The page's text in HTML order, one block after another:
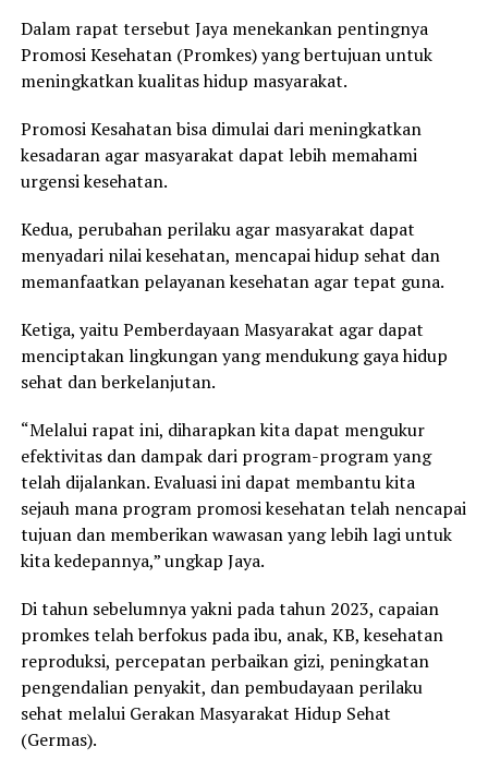
Dalam rapat tersebut Jaya menekankan pentingnya
Promosi Kesehatan (Promkes) yang bertujuan untuk
meningkatkan kualitas hidup masyarakat.
Promosi Kesahatan bisa dimulai dari meningkatkan
kesadaran agar masyarakat dapat lebih memahami
urgensi kesehatan.
Kedua, perubahan perilaku agar masyarakat dapat
menyadari nilai kesehatan, mencapai hidup sehat dan
memanfaatkan pelayanan kesehatan agar tepat guna.
Ketiga, yaitu Pemberdayaan Masyarakat agar dapat
menciptakan lingkungan yang mendukung gaya hidup
sehat dan berkelanjutan.
“Melalui rapat ini, diharapkan kita dapat mengukur
efektivitas dan dampak dari program-program yang
telah dijalankan. Evaluasi ini dapat membantu kita
sejauh mana program promosi kesehatan telah nencapai
tujuan dan memberikan wawasan yang lebih lagi untuk
kita kedepannya,” ungkap Jaya.
Di tahun sebelumnya yakni pada tahun 2023, capaian
promkes telah berfokus pada ibu, anak, KB, kesehatan
reproduksi, percepatan perbaikan gizi, peningkatan
pengendalian penyakit, dan pembudayaan perilaku
sehat melalui Gerakan Masyarakat Hidup Sehat
(Germas).